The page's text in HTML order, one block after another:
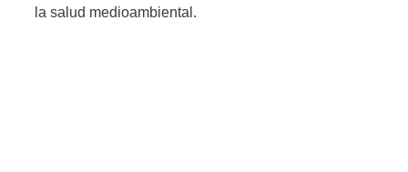
la salud medioambiental.